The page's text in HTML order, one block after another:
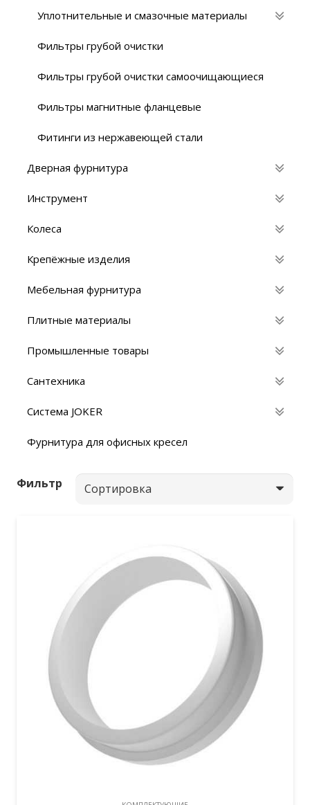
Уплотнительные и смазочные материалы
Фильтры грубой очистки
Фильтры грубой очистки самоочищающиеся
Фильтры магнитные фланцевые
Фитинги из нержавеющей стали
Дверная фурнитура
Инструмент
Колеса
Крепёжные изделия
Мебельная фурнитура
Плитные материалы
Промышленные товары
Сантехника
Система JOKER
Фурнитура для офисных кресел
Фильтр